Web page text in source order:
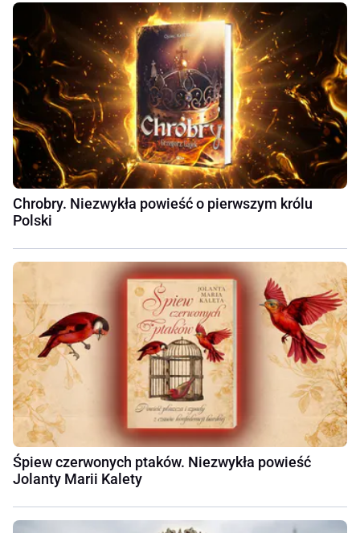
Chrobry. Niezwykła powieść o pierwszym królu
Polski
Śpiew czerwonych ptaków. Niezwykła powieść
Jolanty Marii Kalety